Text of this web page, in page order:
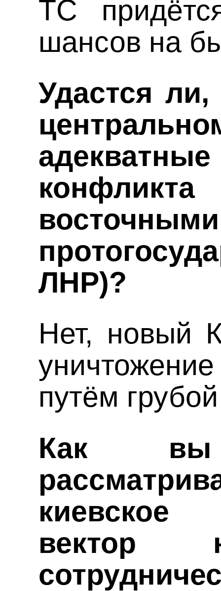
ТС
шансов на
Удастся
восточными
ЛНР)?
Нет, новый
путём
Как вы
киевское
вектор